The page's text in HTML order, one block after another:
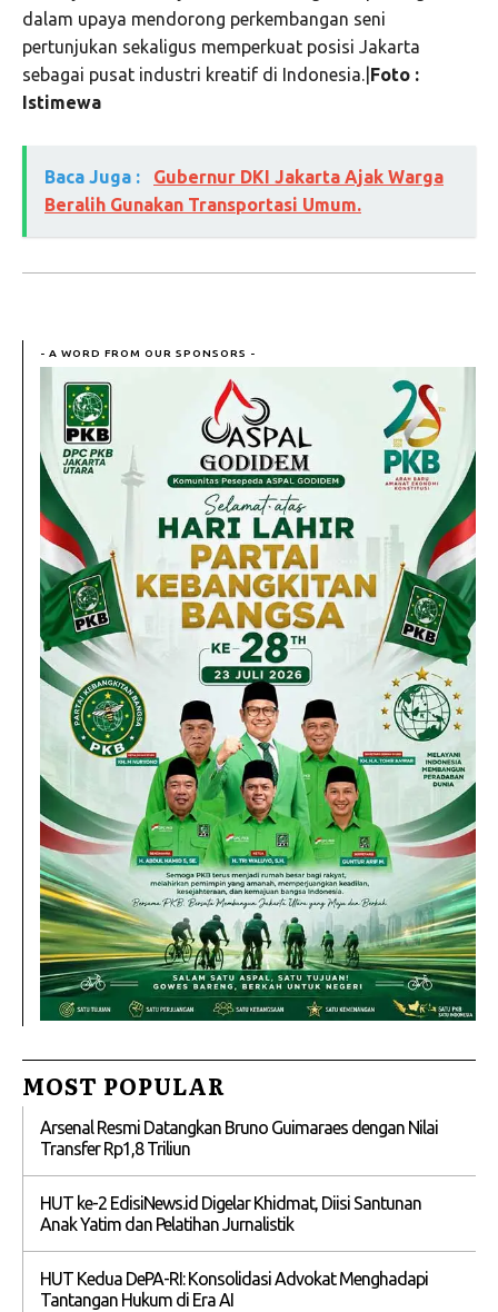
dalam upaya mendorong perkembangan seni
pertunjukan sekaligus memperkuat posisi Jakarta
sebagai pusat industri kreatif di Indonesia.| Foto :
Istimewa
Baca Juga :
Gubernur DKI Jakarta Ajak Warga
Beralih Gunakan Transportasi Umum.
- A WORD FROM OUR SPONSORS -
MOST POPULAR
Arsenal Resmi Datangkan Bruno Guimaraes dengan Nilai
Transfer Rp1,8 Triliun
HUT ke-2 EdisiNews.id Digelar Khidmat, Diisi Santunan
Anak Yatim dan Pelatihan Jurnalistik
HUT Kedua DePA-RI: Konsolidasi Advokat Menghadapi
Tantangan Hukum di Era AI